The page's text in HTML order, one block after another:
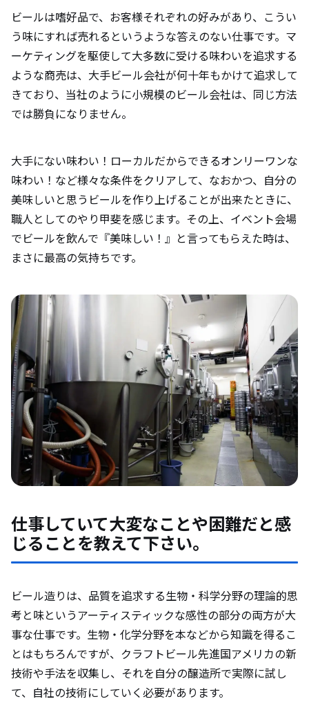
ビールは嗜好品で、お客様それぞれの好みがあり、こうい
う味にすれば売れるというような答えのない仕事です。マ
ーケティングを駆使して大多数に受ける味わいを追求する
ような商売は、大手ビール会社が何十年もかけて追求して
きており、当社のように小規模のビール会社は、同じ方法
では勝負になりません。
大手にない味わい！ローカルだからできるオンリーワンな
味わい！など様々な条件をクリアして、なおかつ、自分の
美味しいと思うビールを作り上げることが出来たときに、
職人としてのやり甲斐を感じます。その上、イベント会場
でビールを飲んで『美味しい！』と言ってもらえた時は、
まさに最高の気持ちです。
仕事していて大変なことや困難だと感
じることを教えて下さい。
ビール造りは、品質を追求する生物・科学分野の理論的思
考と味というアーティスティックな感性の部分の両方が大
事な仕事です。⽣物・化学分野を本などから知識を得るこ
とはもちろんですが、クラフトビール先進国アメリカの新
技術や⼿法を収集し、それを⾃分の醸造所で実際に試し
て、自社の技術にしていく必要があります。